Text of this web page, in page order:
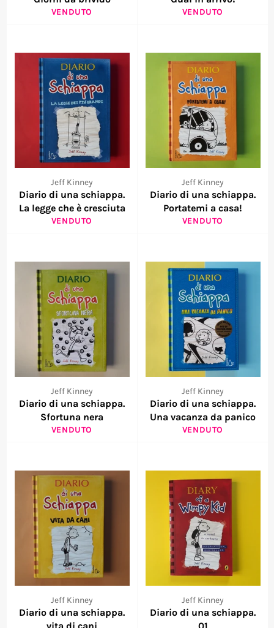
VENDUTO VENDUTO
Jeff Kinney
Diario di una schiappa.
La legge che è cresciuta
VENDUTO
Jeff Kinney
Diario di una schiappa.
Portatemi a casa!
VENDUTO
Jeff Kinney
Diario di una schiappa.
Sfortuna nera
VENDUTO
Jeff Kinney
Diario di una schiappa.
Una vacanza da panico
VENDUTO
Jeff Kinney
Diario di una schiappa.
Jeff Kinney
Diario di una schiappa.